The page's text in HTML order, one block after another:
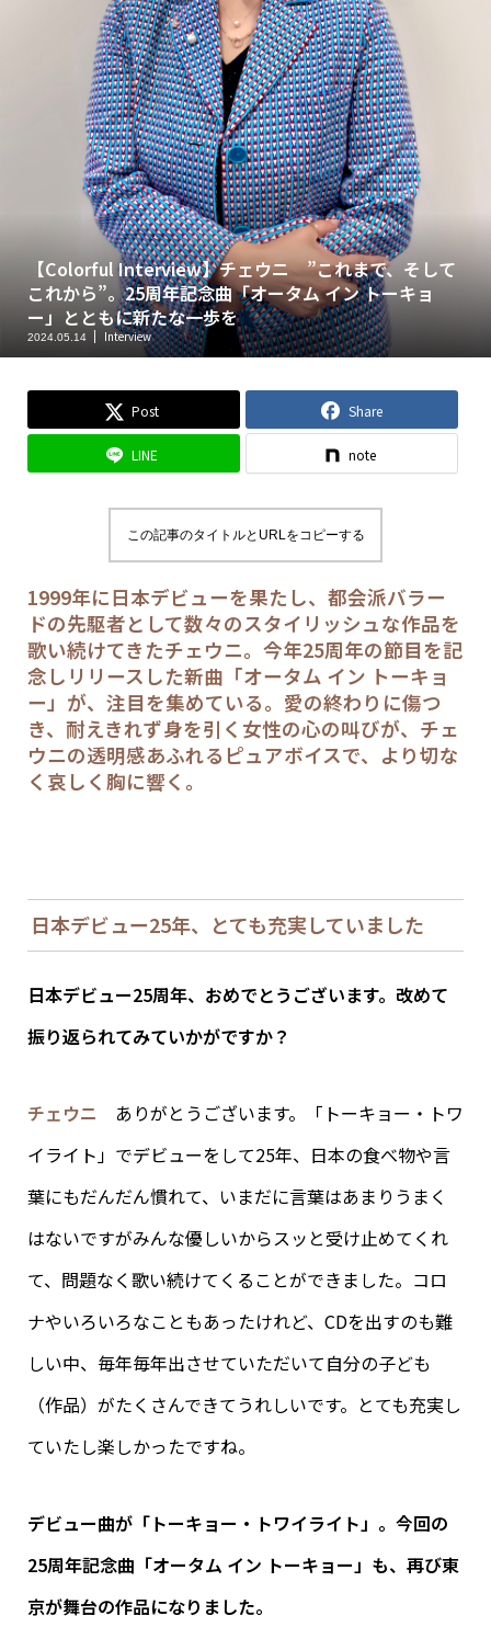
【Colorful Interview】チェウニ ”これまで、そして
これから”。25周年記念曲「オータム イン トーキョ
ー」とともに新たな一歩を
2024.05.14 Interview
Post Share
LINE note
この記事のタイトルとURLをコピーする
1999年に日本デビューを果たし、都会派バラー
ドの先駆者として数々のスタイリッシュな作品を
歌い続けてきたチェウニ。今年25周年の節目を記
念しリリースした新曲「オータム イン トーキョ
ー」が、注目を集めている。愛の終わりに傷つ
き、耐えきれず身を引く女性の心の叫びが、チェ
ウニの透明感あふれるピュアボイスで、より切な
く哀しく胸に響く。
日本デビュー25年、とても充実していました
日本デビュー25周年、おめでとうございます。改めて
振り返られてみていかがですか？
チェウニ ありがとうございます。「トーキョー・トワ
イライト」でデビューをして25年、日本の食べ物や言
葉にもだんだん慣れて、いまだに言葉はあまりうまく
はないですがみんな優しいからスッと受け止めてくれ
て、問題なく歌い続けてくることができました。コロ
ナやいろいろなこともあったけれど、CDを出すのも難
しい中、毎年毎年出させていただいて自分の子ども
（作品）がたくさんできてうれしいです。とても充実し
ていたし楽しかったですね。
デビュー曲が「トーキョー・トワイライト」。今回の
25周年記念曲「オータム イン トーキョー」も、再び東
京が舞台の作品になりました。